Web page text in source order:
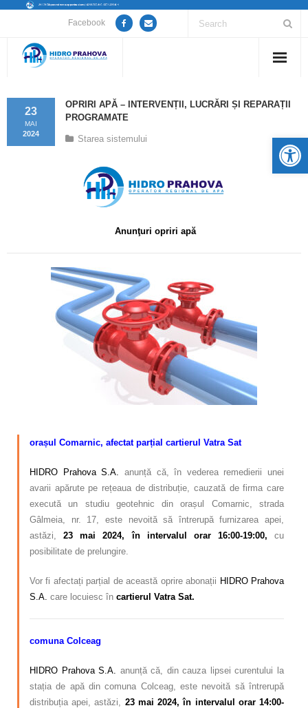
Facebook
Despre noi
Guvernanță Corporativă
Informații de interes public
Calitatea apei
OPRIRI APĂ – INTERVENȚII, LUCRĂRI ȘI REPARAȚII
PROGRAMATE
23
MAI
2024 Starea sistemului
Anunţuri opriri apă
orașul Comarnic, afectat parțial cartierul Vatra Sat
HIDRO Prahova S.A. anunță că, în vederea remedierii unei
avarii apărute pe rețeaua de distribuție, cauzată de firma care
execută un studiu geotehnic din orașul Comarnic, strada
Gâlmeia, nr. 17, este nevoită să întrerupă furnizarea apei,
astăzi,23 mai 2024, în intervalul orar 16:00-19:00, cu
posibilitate de prelungire.
Vor fi afectați parțial de această oprire abonații HIDRO Prahova
S.A. care locuiesc în cartierul Vatra Sat.
comuna Colceag
HIDRO Prahova S.A.
anunță că, din cauza lipsei curentului la
stația de apă din comuna Colceag, este nevoită să întrerupă
distribuția apei, astăzi,
23 mai 2024, în intervalul orar 14:00-